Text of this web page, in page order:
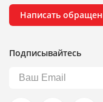
Написать
Подписывайтесь